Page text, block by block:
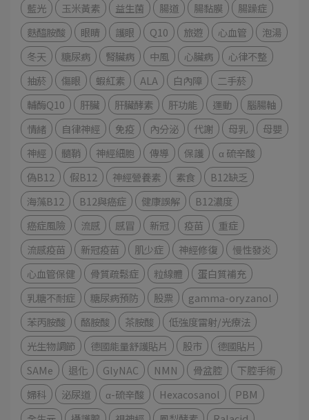
藍光
玉米黃素 益生菌 腸道 腸黏膜
腸躁症
麩醯胺酸
眼睛 護眼 Q10 旅遊 心血管
泡湯
冬天
糖尿病 腎臟病 中風 心臟病
心律不整
抽菸
傷眼 蝦紅素 ALA 白內障
二手菸
輔酶Q10
肝臟 肝臟酵素 肝功能 運動
腦腸軸
情緒
自律神經 免疫 內分泌 代謝 母乳
母嬰
神經
髓鞘 神經細胞 傳導 保護
α 硫辛酸
偽B12
假B12 神經營養素 素食
B12缺乏
海藻B12
B12與癌症 健康誤解
B12濃度
癌症風險
流感 感冒 新冠 疫苗
重症
流感疫苗
新冠疫苗 肌少症 神經修復
慢性發炎
心血管保健
骨質疏鬆症 粒線體
蛋白質補充
乳糖不耐症
糖尿病預防 股票
gamma-oryzanol
苯丙胺酸
酪胺酸 茶胺酸
低強度雷射/光療法
光生物調節
德國能量舒護貼片 股市
德國貼片
SAMe
退化 GlyNAC NMN 骨盆腔
下腔手術
婦科
泌尿道 α-硫辛酸 Hexacosanol
PBM